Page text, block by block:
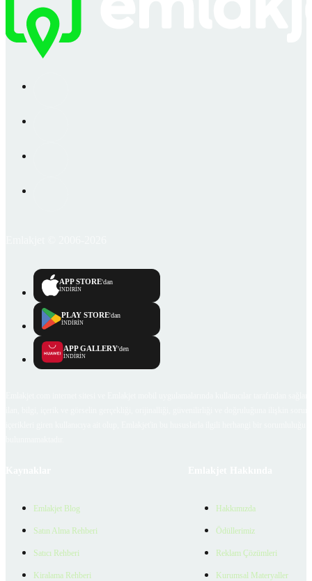
APP STORE'dan
İNDİRİN
PLAY STORE'dan
İNDİRİN
APP GALLERY'den
İNDİRİN
Emlakjet Blog
Satın Alma Rehberi
Satıcı Rehberi
Kiralama Rehberi
Hakkımızda
Ödüllerimiz
Reklam Çözümleri
Kurumsal Materyaller